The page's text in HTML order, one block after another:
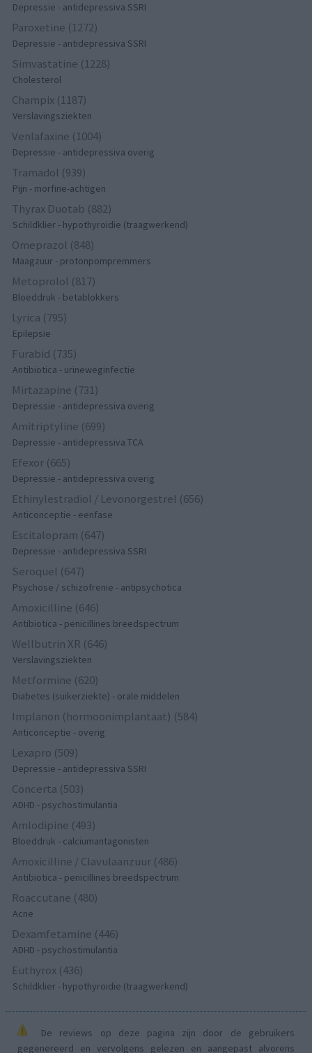
Depressie - antidepressiva SSRI
Paroxetine (1272)
Depressie - antidepressiva SSRI
Simvastatine (1228)
Cholesterol
Champix (1187)
Verslavingsziekten
Venlafaxine (1004)
Depressie - antidepressiva overig
Tramadol (939)
Pijn - morfine-achtigen
Thyrax Duotab (882)
Schildklier - hypothyroidie (traagwerkend)
Omeprazol (848)
Maagzuur - protonpompremmers
Metoprolol (817)
Bloeddruk - betablokkers
Lyrica (795)
Epilepsie
Furabid (735)
Antibiotica - urineweginfectie
Mirtazapine (731)
Depressie - antidepressiva overig
Amitriptyline (699)
Depressie - antidepressiva TCA
Efexor (665)
Depressie - antidepressiva overig
Ethinylestradiol / Levonorgestrel (656)
Anticonceptie - eenfase
Escitalopram (647)
Depressie - antidepressiva SSRI
Seroquel (647)
Psychose / schizofrenie - antipsychotica
Amoxicilline (646)
Antibiotica - penicillines breedspectrum
Wellbutrin XR (646)
Verslavingsziekten
Metformine (620)
Diabetes (suikerziekte) - orale middelen
Implanon (hormoonimplantaat) (584)
Anticonceptie - overig
Lexapro (509)
Depressie - antidepressiva SSRI
Concerta (503)
ADHD - psychostimulantia
Amlodipine (493)
Bloeddruk - calciumantagonisten
Amoxicilline / Clavulaanzuur (486)
Antibiotica - penicillines breedspectrum
Roaccutane (480)
Acne
Dexamfetamine (446)
ADHD - psychostimulantia
Euthyrox (436)
Schildklier - hypothyroidie (traagwerkend)
De reviews op deze pagina zijn door de gebruikers
gegenereerd en vervolgens gelezen en aangepast alvorens